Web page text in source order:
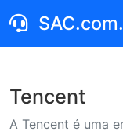
Tencent
A Tencent é uma